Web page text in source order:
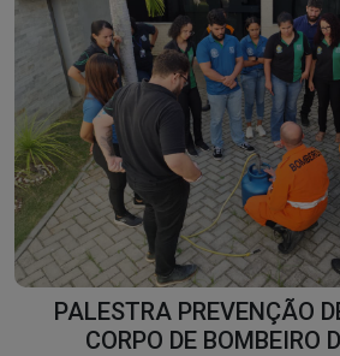
PALESTRA PREVENÇÃO
CORPO DE BOMBEIRO